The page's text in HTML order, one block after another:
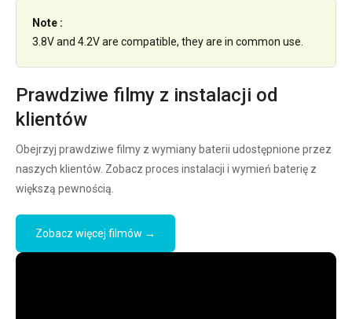
Note :
3.8V and 4.2V are compatible, they are in common use.
Prawdziwe filmy z instalacji od
klientów
Obejrzyj prawdziwe filmy z wymiany baterii udostępnione przez
naszych klientów. Zobacz proces instalacji i wymień baterię z
większą pewnością.
Zobacz więcej filmów →